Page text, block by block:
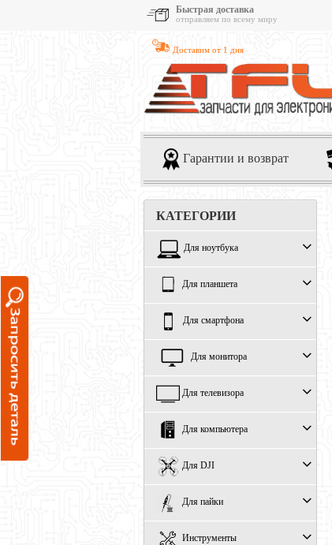
Быстрая доставка
отправляем по всему миру
Доставим от 1 дня
Гарантии и возврат
КАТЕГОРИИ
Для ноутбука
Для планшета
Для смартфона
Для монитора
Для телевизора
Для компьютера
Для DJI
Для пайки
Инструменты